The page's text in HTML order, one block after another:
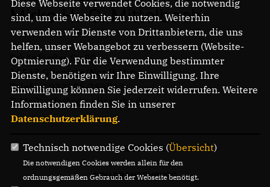
Mirko H.-G. Mittelbach
Schönfließer Str.90
16548 Glienicke/Nordbahn
Telefon: 033056-283063
E-Mail: info@cdu-glienicke.de
CDU OBERHAVEL
CDU BRANDENBURG
Diese Webseite verwendet Cookies, die notwendig
sind, um die Webseite zu nutzen. Weiterhin
verwenden wir Dienste von Drittanbietern, die uns
helfen, unser Webangebot zu verbessern (Website-
Optmierung). Für die Verwendung bestimmter
Dienste, benötigen wir Ihre Einwilligung. Ihre
Einwilligung können Sie jederzeit widerrufen. Weitere
Informationen finden Sie in unserer
Datenschutzerklärung.
Technisch notwendige Cookies (Übersicht)
Die notwendigen Cookies werden allein für den
ordnungsgemäßen Gebrauch der Webseite benötigt.